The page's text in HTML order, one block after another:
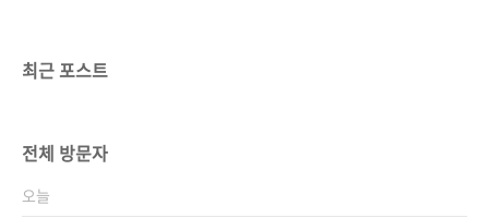
최근 포스트
전체 방문자
오늘